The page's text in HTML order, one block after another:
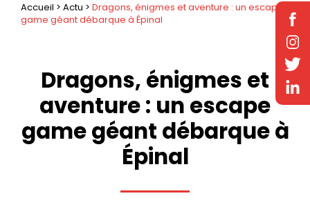
Accueil > Actu > Dragons, énigmes et aventure : un escape
game géant débarque à Épinal
Dragons, énigmes et
aventure : un escape
game géant débarque à
Épinal